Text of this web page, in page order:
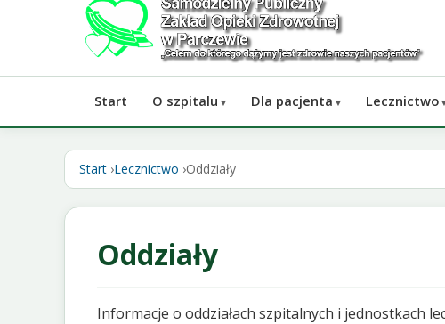
Start O szpitalu Dla pacjenta Lecznictwo
Start Lecznictwo Oddziały
Oddziały
Informacje o oddziałach szpitalnych i jednostkach